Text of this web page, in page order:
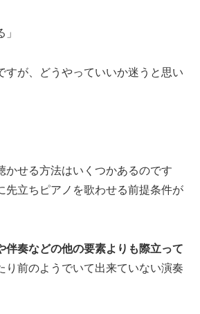
が、
どうやっていいか迷うと思い
かせる方法はいくつかあるのです
先立ち ピアノを歌わせる前提条件が
伴奏などの他の要素よりも際立って
り前のようでいて出来ていない演奏